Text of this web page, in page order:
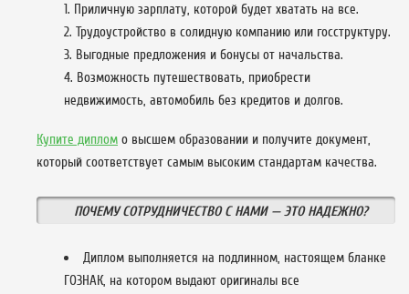
Приличную зарплату, которой будет хватать на все.
Трудоустройство в солидную компанию или госструктуру.
Выгодные предложения и бонусы от начальства.
Возможность путешествовать, приобрести
недвижимость, автомобиль без кредитов и долгов.
Купите диплом о высшем образовании и получите документ,
который соответствует самым высоким стандартам качества.
ПОЧЕМУ СОТРУДНИЧЕСТВО С НАМИ — ЭТО НАДЕЖНО?
Диплом выполняется на подлинном, настоящем бланке
ГОЗНАК, на котором выдают оригиналы все